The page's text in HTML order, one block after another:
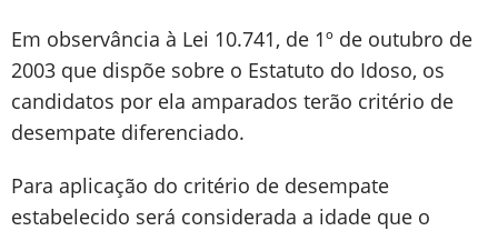
Em observância à Lei 10.741, de 1º de outubro de
2003 que dispõe sobre o Estatuto do Idoso, os
candidatos por ela amparados terão critério de
desempate diferenciado.
Para aplicação do critério de desempate
estabelecido será considerada a idade que o